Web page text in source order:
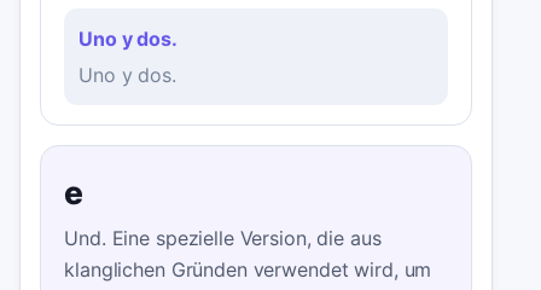
Uno y dos.
Uno y dos.
e
Und. Eine spezielle Version, die aus
klanglichen Gründen verwendet wird, um